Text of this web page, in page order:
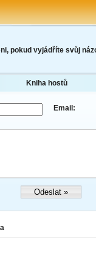
pokud vyjádříte svůj
Kniha hostů
Email: